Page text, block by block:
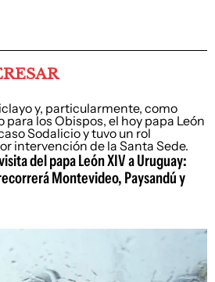
del papa León XIV a Uruguay:
Montevideo, Paysandú y